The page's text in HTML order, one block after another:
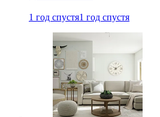
1 год спустя1 год спустя